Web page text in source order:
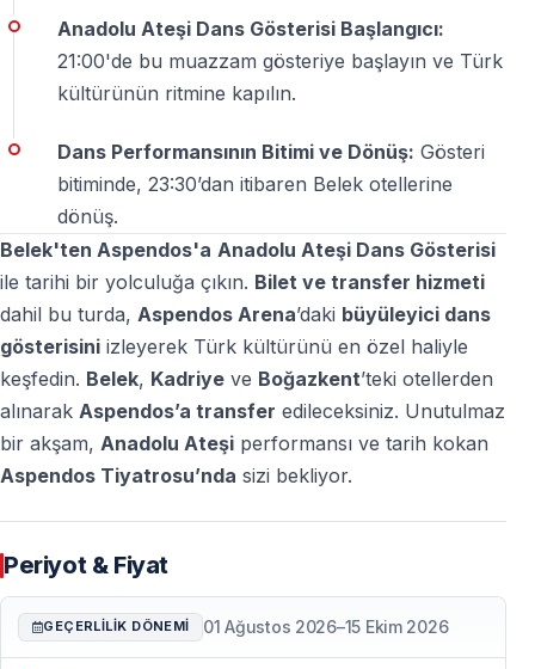
Bu sezon Anadolu Ateşi gösterisi, Aspendos Antik
Tiyatrosu’nda her salı ve cuma günü sahnelenmektedir.
Aspendos’un tarihi atmosferi ve mükemmel akustiği
içinde bu gösteriyi izlemek, Antalya bölgesinde tatil
yapan yabancı turistler için gerçekten çok özel bir
deneyimdir.
Antalya tatiliniz sırasında Anadolu Ateşi’ni Aspendos
Antik Tiyatrosu’nda izlemek, hem kültürel hem de
görsel açıdan unutulmaz bir akşam yaşamanızı sağlar.
Anadolu Ateşi Dans Gösterisi Başlangıcı:
21:00'de bu muazzam gösteriye başlayın ve Türk
kültürünün ritmine kapılın.
Dans Performansının Bitimi ve Dönüş: Gösteri
bitiminde, 23:30’dan itibaren Belek otellerine
dönüş.
Belek'ten Aspendos'a Anadolu Ateşi Dans Gösterisi
ile tarihi bir yolculuğa çıkın. Bilet ve transfer hizmeti
dahil bu turda, Aspendos Arena’daki büyüleyici dans
gösterisini izleyerek Türk kültürünü en özel haliyle
keşfedin. Belek, Kadriye ve Boğazkent’teki otellerden
alınarak Aspendos’a transfer edileceksiniz. Unutulmaz
bir akşam, Anadolu Ateşi performansı ve tarih kokan
Aspendos Tiyatrosu’nda sizi bekliyor.
Periyot & Fiyat
GEÇERLILIK DÖNEMI 01 Ağustos 2026–15 Ekim 2026